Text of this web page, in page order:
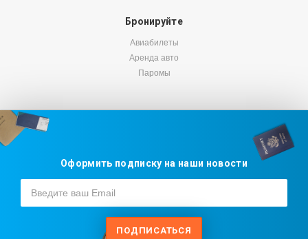
Бронируйте
Авиабилеты
Аренда авто
Паромы
Оформить подписку на наши новости
ПОДПИСАТЬСЯ